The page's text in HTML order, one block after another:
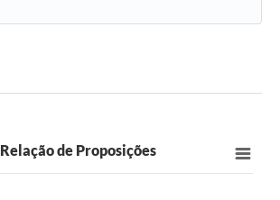
Relação de Proposições